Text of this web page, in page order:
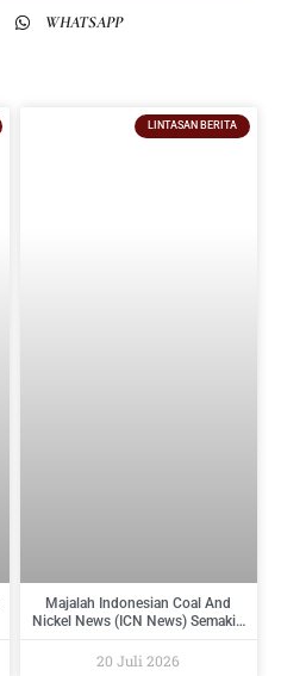
WHATSAPP
LINTASAN BERITA
Majalah Indonesian Coal And
Nickel News (ICN News) Semakin
Dan Industri Pendukungnya
20 Juli 2026